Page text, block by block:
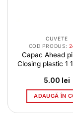
CUVETE
COD PRODUS:
Capac Ahead
Closing plastic 1
5.00 lei
ADAUGĂ ÎN